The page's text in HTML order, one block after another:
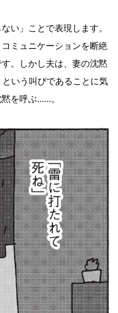
い」ことで表現します。
ミュニケーションを断絶
。しかし夫は、妻の沈黙
いう叫びであることに気
を呼ぶ……。